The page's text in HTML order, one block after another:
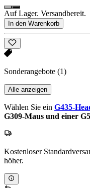
Auf Lager. Versandbereit.
In den Warenkorb
Sonderangebote (1)
Alle anzeigen
Wählen Sie ein G435-
G309-Maus und einer
Kostenloser
höher.